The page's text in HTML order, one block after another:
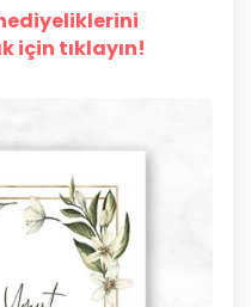
için tıklayın!